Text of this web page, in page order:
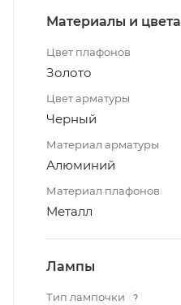
Материалы и цвета
Цвет плафонов
Золото
Цвет арматуры
Черный
Материал арматуры
Алюминий
Материал плафонов
Металл
Лампы
Тип лампочки ?